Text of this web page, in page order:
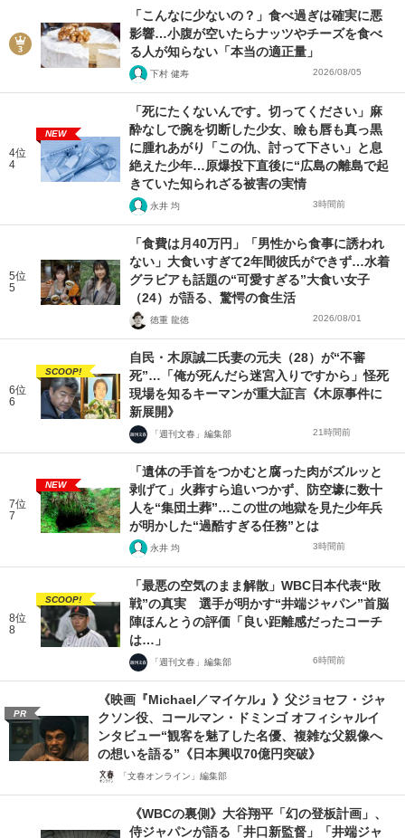
「こんなに少ないの？」食べ過ぎは確実に悪
影響…小腹が空いたらナッツやチーズを食べ
る人が知らない「本当の適正量」
下村 健寿 2026/08/05
4位
4
NEW
「死にたくないんです。切ってください」麻
酔なしで腕を切断した少女、瞼も唇も真っ黒
に腫れあがり「この仇、討って下さい」と息
絶えた少年…原爆投下直後に“広島の離島で起
きていた知られざる被害の実情
永井 均 3時間前
5位
5
「食費は月40万円」「男性から食事に誘われ
ない」大食いすぎて2年間彼氏ができず…水着
グラビアも話題の“可愛すぎる”大食い女子
（24）が語る、驚愕の食生活
徳重 龍徳 2026/08/01
6位
6
SCOOP!
自民・木原誠二氏妻の元夫（28）が“不審
死”…「俺が死んだら迷宮入りですから」怪死
現場を知るキーマンが重大証言《木原事件に
新展開》
「週刊文春」編集部 21時間前
7位
7
NEW
「遺体の手首をつかむと腐った肉がズルッと
剥げて」火葬すら追いつかず、防空壕に数十
人を“集団土葬”…この世の地獄を見た少年兵
が明かした“過酷すぎる任務”とは
永井 均 3時間前
8位
8
SCOOP!
「最悪の空気のまま解散」WBC日本代表“敗
戦”の真実 選手が明かす“井端ジャパン”首脳
陣ほんとうの評価「良い距離感だったコーチ
は…」
「週刊文春」編集部 6時間前
PR
《映画『Michael／マイケル』》父ジョセフ・ジャ
クソン役、コールマン・ドミンゴ オフィシャルイ
ンタビュー“観客を魅了した名優、複雑な父親像へ
の想いを語る”《日本興収70億円突破》
「文春オンライン」編集部
《WBCの裏側》大谷翔平「幻の登板計画」、
侍ジャパンが語る「井口新監督」「井端ジャ